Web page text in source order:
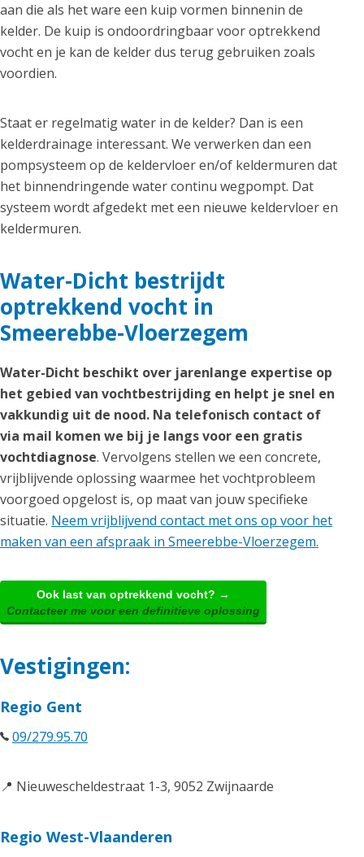
aan die als het ware een kuip vormen binnenin de
kelder. De kuip is ondoordringbaar voor optrekkend
vocht en je kan de kelder dus terug gebruiken zoals
voordien.
Staat er regelmatig water in de kelder? Dan is een
kelderdrainage interessant. We verwerken dan een
pompsysteem op de keldervloer en/of keldermuren dat
het binnendringende water continu wegpompt. Dat
systeem wordt afgedekt met een nieuwe keldervloer en
keldermuren.
Water-Dicht bestrijdt
optrekkend vocht in
Smeerebbe-Vloerzegem
Water-Dicht beschikt over jarenlange expertise op
het gebied van vochtbestrijding en helpt je snel en
vakkundig uit de nood. Na telefonisch contact of
via mail komen we bij je langs voor een gratis
vochtdiagnose. Vervolgens stellen we een concrete,
vrijblijvende oplossing waarmee het vochtprobleem
voorgoed opgelost is, op maat van jouw specifieke
situatie. Neem vrijblijvend contact met ons op voor het
maken van een afspraak in Smeerebbe-Vloerzegem.
Ook last van optrekkend vocht? →
Contacteer me voor een definitieve oplossing
Vestigingen:
Regio Gent
09/279.95.70
📍 Nieuwescheldestraat 1-3, 9052 Zwijnaarde
Regio West-Vlaanderen